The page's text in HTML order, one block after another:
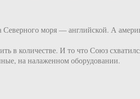
моря — английской. А
в количестве. И то что Союз
на налаженном оборудовании.